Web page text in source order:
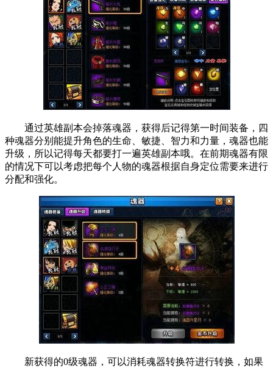
通过英雄副本会掉落魂器，获得后记得第一时间装备，四
种魂器分别能提升角色的生命、敏捷、智力和力量，魂器也能
升级，所以记得每天都要打一遍英雄副本哦。在前期魂器有限
的情况下可以考虑把每个人物的魂器根据自身定位需要来进行
分配和强化。
新获得的0级魂器，可以消耗魂器转换符进行转换，如果